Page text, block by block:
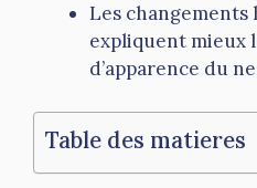
Les changements
expliquent mieux
d’apparence du
Table des matieres